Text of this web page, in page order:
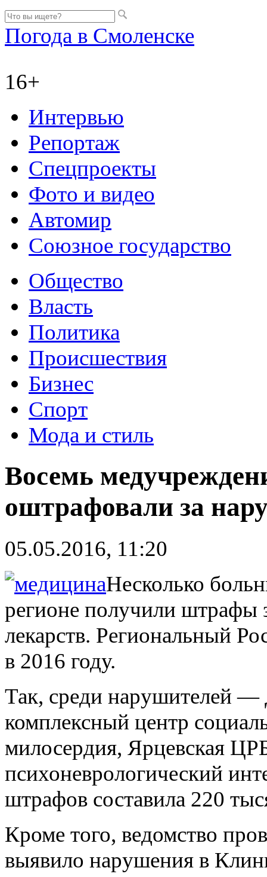
Погода в Смоленске
16+
Интервью
Репортаж
Спецпроекты
Фото и видео
Автомир
Союзное государство
Общество
Власть
Политика
Происшествия
Бизнес
Спорт
Мода и стиль
Восемь
оштрафовали за
05.05.2016, 11:20
Несколько
регионе получили штрафы
лекарств. Региональный
в 2016 году.
Так, среди нарушителей
комплексный центр
милосердия, Ярцевская
психоневрологический
штрафов составила 220
Кроме того, ведомство
выявило нарушения в